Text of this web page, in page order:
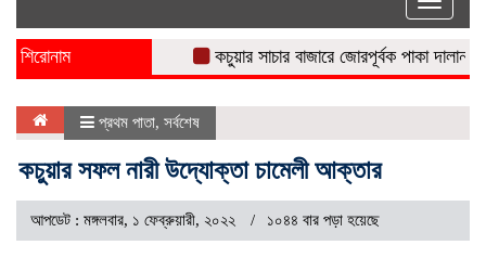
Toggle
শিরোনাম কচুয়ার সাচার বাজারে জোরপূর্বক পাকা দালান
প্রথম পাতা, সর্বশেষ
কচুয়ার সফল নারী উদ্যোক্তা চামেলী আক্তার
আপডেট : মঙ্গলবার, ১ ফেব্রুয়ারী, ২০২২ ১০৪৪ বার পড়া হয়েছে